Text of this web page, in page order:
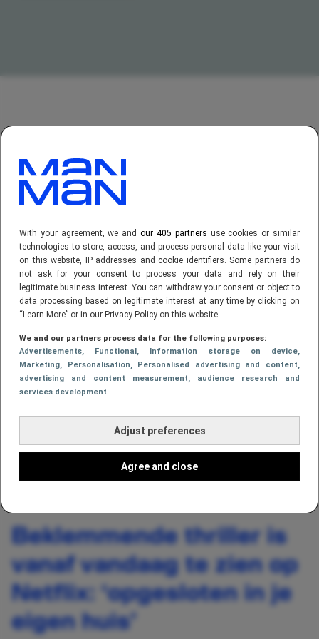
With your agreement, we andour 405 partners use cookies or similar
technologies to store, access, and process personal data like your visit
on this website, IP addresses and cookie identifiers. Some partners do
not ask for your consent to process your data and rely on their
legitimate business interest. You can withdraw your consent or object to
data processing based on legitimate interest at any time by clicking on
“Learn More” or in our Privacy Policy on this website.
We and our partners process data for the following purposes:
Advertisements, Functional , Information storage on device,
Marketing, Personalisation, Personalised advertising and content,
advertising and content measurement, audience research and
services development
Adjust preferences
Agree and close
Beklemmende thriller is
vanaf vandaag te zien op
Netflix: ‘opgesloten in je
eigen huis’